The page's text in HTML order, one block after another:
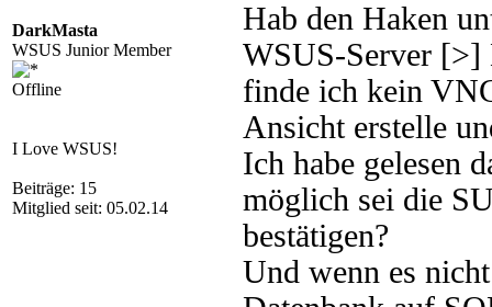
DarkMasta
WSUS Junior Member
Offline
I Love WSUS!
Beiträge: 15
Mitglied seit: 05.02.14
Hab den Haken
WSUS-Server [>]
finde ich kein
Ansicht erstelle
Ich habe gelesen
möglich sei die
bestätigen?
Und wenn es